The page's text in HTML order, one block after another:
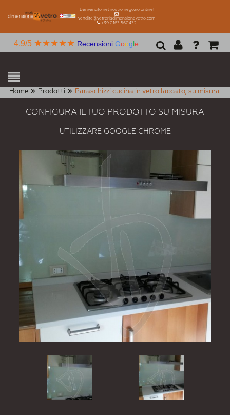
Benvenuto nel nostro negozio online!
vendite@vetreriadimensionevetro.com
+39 0163 560432
4,9/5 ★★★★★ Recensioni Google
Home Prodotti Paraschizzi cucina in vetro laccato, su misura
CONFIGURA IL TUO PRODOTTO SU MISURA
UTILIZZARE GOOGLE CHROME